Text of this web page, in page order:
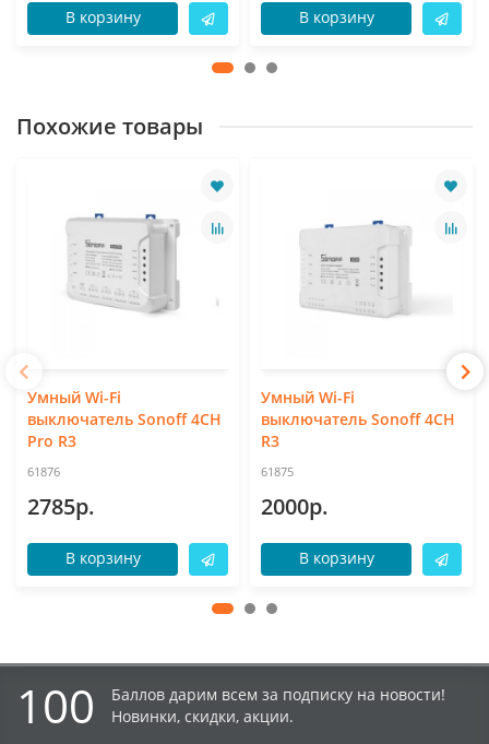
В корзину В корзину
Похожие товары
Умный Wi-Fi
выключатель Sonoff 4CH
Pro R3
61876
2785р.
В корзину
Умный Wi-Fi
выключатель Sonoff 4CH
R3
61875
2000р.
В корзину
100
Баллов дарим всем за подписку на новости!
Новинки, скидки, акции.